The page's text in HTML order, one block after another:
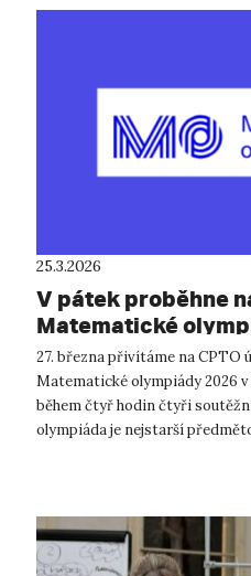
25.3.2026
V pátek proběhne
Matematické
27. března přivítáme na CPTO
Matematické olympiády 2026
během čtyř hodin čtyři
olympiáda je nejstarší